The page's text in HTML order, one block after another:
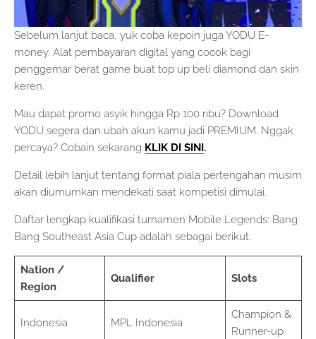
Sebelum lanjut baca, yuk coba kepoin juga YODU E-
money. Alat pembayaran digital yang cocok bagi
penggemar berat game buat top up beli diamond dan skin
keren.
Mau dapat promo asyik hingga Rp 100 ribu? Download
YODU segera dan ubah akun kamu jadi PREMIUM. Nggak
percaya? Cobain sekarang KLIK DI SINI .
Detail lebih lanjut tentang format piala pertengahan musim
akan diumumkan mendekati saat kompetisi dimulai.
Daftar lengkap kualifikasi turnamen Mobile Legends: Bang
Bang Southeast Asia Cup adalah sebagai berikut:
Nation /
Region
Qualifier Slots
Indonesia MPL Indonesia
Champion &
Runner-up